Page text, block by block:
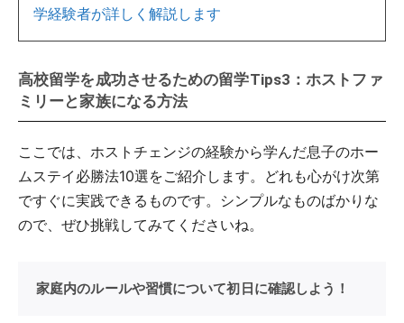
学経験者が詳しく解説します
高校留学を成功させるための留学Tips3：ホストファ
ミリーと家族になる方法
ここでは、ホストチェンジの経験から学んだ息子のホー
ムステイ必勝法10選をご紹介します。どれも心がけ次第
ですぐに実践できるものです。シンプルなものばかりな
ので、ぜひ挑戦してみてくださいね。
家庭内のルールや習慣について初日に確認しよう！